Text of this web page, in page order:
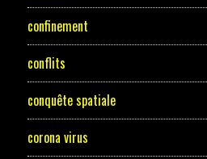
confinement
conflits
conquête spatiale
corona virus